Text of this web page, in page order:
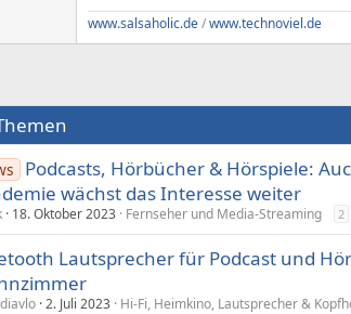
www.salsaholic.de/www.technoviel.de
Podcasts, Hörbücher & Hörspiele:
wächst das Interesse weiter
18. Oktober 2023 Fernseher und Media-Streaming 2
Lautsprecher für Podcast und
2. Juli 2023 Hi-Fi, Heimkino, Lautsprecher &